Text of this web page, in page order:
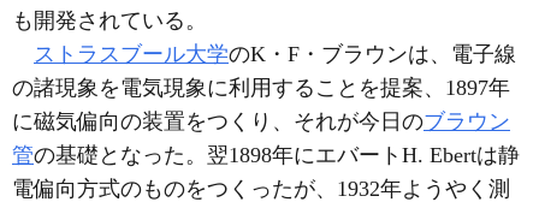
も開発されている。
ストラスブール大学のK・F・ブラウンは、電子線
の諸現象を電気現象に利用することを提案、1897年
に磁気偏向の装置をつくり、それが今日のブラウン
管の基礎となった。翌1898年にエバートH. Ebertは静
電偏向方式のものをつくったが、1932年ようやく測